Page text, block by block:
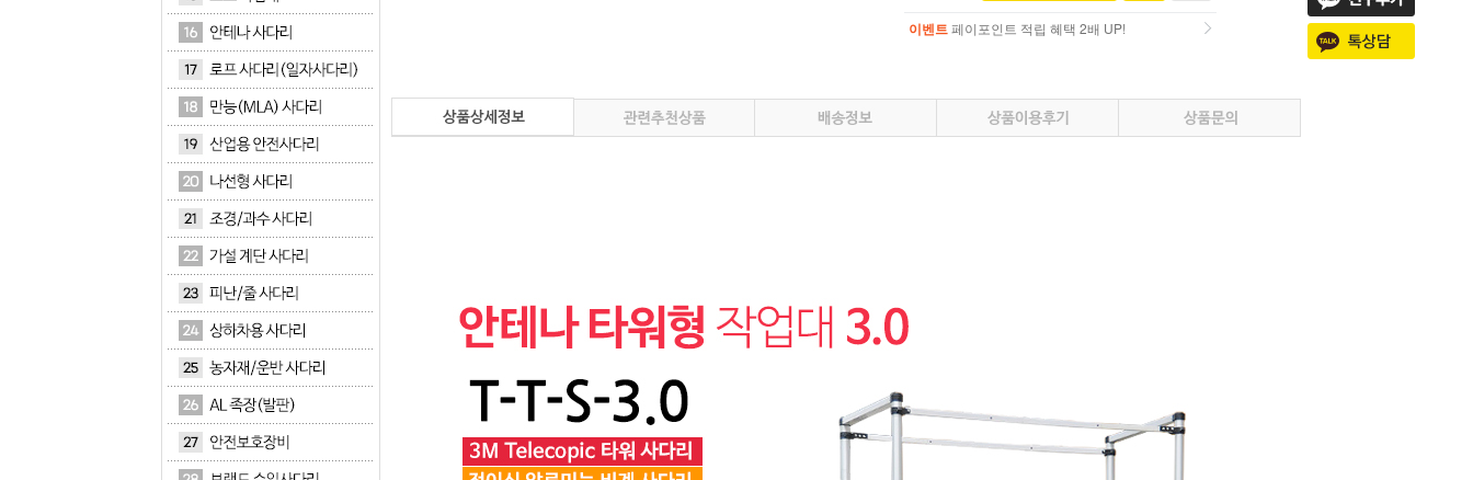
이벤트 페이포인트 적립 혜택 2배 UP!